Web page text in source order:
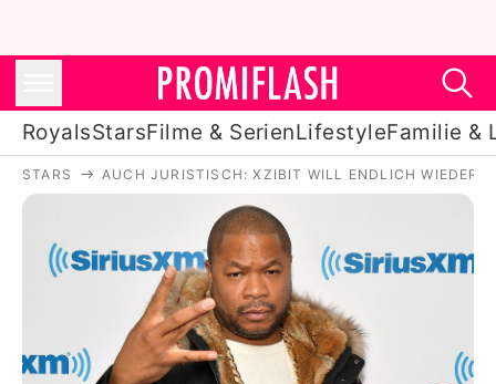
RoyalsStarsFilme & SerienLifestyleFamilie &
Royals
Stars
Filme & Serien
Lifestyle
STARS AUCH JURISTISCH: XZIBIT WILL ENDLICH WIEDER